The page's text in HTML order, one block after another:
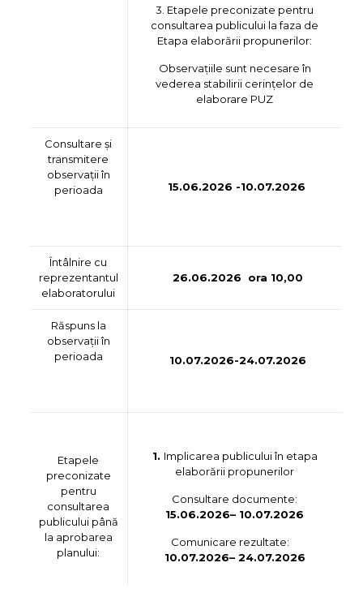
3. Etapele preconizate pentru
consultarea publicului la faza de
Etapa elaborării propunerilor:
Observațiile sunt necesare în
vederea stabilirii cerințelor de
elaborare PUZ
Consultare și
transmitere
observații în
perioada
15.06.2026 -10.07.2026
Întâlnire cu
reprezentantul
elaboratorului
26.06.2026 ora 10,00
Răspuns la
observații în
perioada
10.07.2026-24.07.2026
Etapele
preconizate
pentru
consultarea
publicului până
la aprobarea
planului:
1. Implicarea publicului în etapa
elaborării propunerilor
Consultare documente:
15.06.2026– 10.07.2026
Comunicare rezultate:
10.07.2026– 24.07.2026